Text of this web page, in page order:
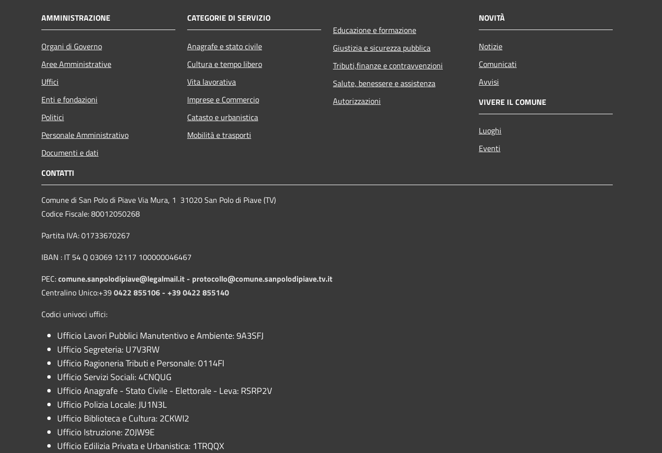
AMMINISTRAZIONE
Organi di Governo
Aree Amministrative
Uffici
Enti e fondazioni
Politici
Personale Amministrativo
Documenti e dati
CATEGORIE DI SERVIZIO
Anagrafe e stato civile
Cultura e tempo libero
Vita lavorativa
Imprese e Commercio
Catasto e urbanistica
Mobilità e trasporti
Educazione e formazione
Giustizia e sicurezza pubblica
Tributi,finanze e contravvenzioni
Salute, benessere e assistenza
Autorizzazioni
NOVITÀ
Notizie
Comunicati
Avvisi
VIVERE IL COMUNE
Luoghi
Eventi
CONTATTI
Comune di San Polo di Piave Via Mura, 1 31020 San Polo di Piave (TV)
Codice Fiscale: 80012050268
Partita IVA: 01733670267
IBAN : IT 54 Q 03069 12117 100000046467
PEC:comune.sanpolodipiave@legalmail.it - protocollo@comune.sanpolodipiave.tv.it
Centralino Unico:+39 0422 855106 - +39 0422 855140
Codici univoci uffici:
Ufficio Lavori Pubblici Manutentivo e Ambiente: 9A3SFJ
Ufficio Segreteria: U7V3RW
Ufficio Ragioneria Tributi e Personale: 0114FI
Ufficio Servizi Sociali: 4CNQUG
Ufficio Anagrafe - Stato Civile - Elettorale - Leva: RSRP2V
Ufficio Polizia Locale: JU1N3L
Ufficio Biblioteca e Cultura: 2CKWI2
Ufficio Istruzione: Z0JW9E
Ufficio Edilizia Privata e Urbanistica: 1TRQQX